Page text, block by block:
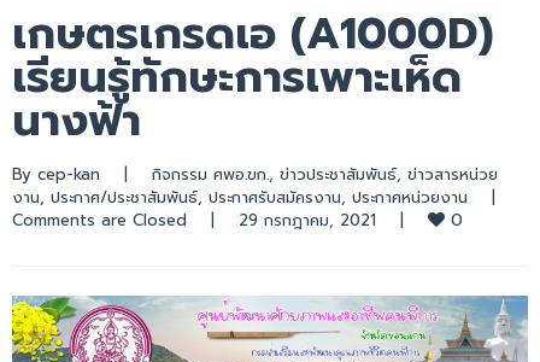
เกษตรเกรดเอ (A1000D)
เรียนรู้ทักษะการเพาะเห็ด
นางฟ้า
By cep-kan กิจกรรม ศพอ.ขก., ข่าวประชาสัมพันธ์, ข่าวสารหน่วย
งาน, ประกาศ/ประชาสัมพันธ์, ประกาศรับสมัครงาน, ประกาศหน่วยงาน
Comments are Closed
29 กรกฎาคม, 2021 0